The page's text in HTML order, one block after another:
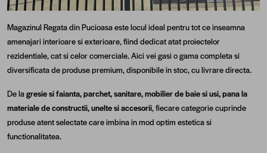
Magazinul Regata din Pucioasa este locul ideal pentru tot ce inseamna
amenajari interioare si exterioare, fiind dedicat atat proiectelor
rezidentiale, cat si celor comerciale. Aici vei gasi o gama completa si
diversificata de produse premium, disponibile in stoc, cu livrare directa.
De lagresie si faianta, parchet, sanitare, mobilier de baie si usi, pana la
materiale de constructii, unelte si accesorii, fiecare categorie cuprinde
produse atent selectate care imbina in mod optim estetica si
functionalitatea.